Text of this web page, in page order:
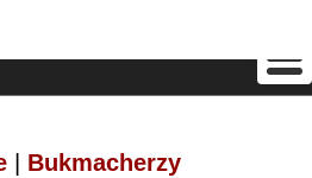
Bukmacherzy